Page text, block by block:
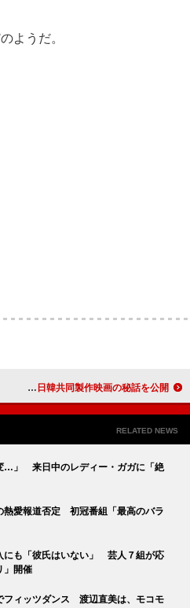
ようだ。
吉沢悠「サウナに行って仲良くなった」 日韓共同製作映画の秘話を公開
RELATED NEWS
…」 来日中のレディー・ガガに「絶
熱愛報道否定 初冠番組「最高のバラ
にも「彼氏はいない」 芸人７組が応
」開催
フィッツダンス 渡辺直美は、モコモ